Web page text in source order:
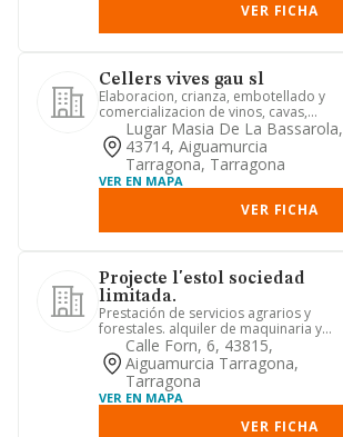
VER FICHA
Cellers vives gau sl
Elaboracion, crianza, embotellado y
comercializacion de vinos, cavas,
licores, etc.
Lugar Masia De La Bassarola,
43714, Aiguamurcia
Tarragona, Tarragona
VER EN MAPA
VER FICHA
Projecte l'estol sociedad
limitada.
Prestación de servicios agrarios y
forestales. alquiler de maquinaria y
equipos de uso agrícola. ge...
Calle Forn, 6, 43815,
Aiguamurcia Tarragona,
Tarragona
VER EN MAPA
VER FICHA